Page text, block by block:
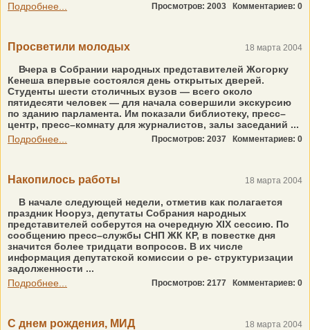
Подробнее...
Просмотров: 2003 Комментариев: 0
Просветили молодых 18 марта 2004
Вчера в Собрании народных представителей Жогорку
Кенеша впервые состоялся день открытых дверей.
Студенты шести столичных вузов — всего около
пятидесяти человек — для начала совершили экскурсию
по зданию парламента. Им показали библиотеку, пресс–
центр, пресс–комнату для журналистов, залы заседаний ...
Подробнее...
Просмотров: 2037 Комментариев: 0
Накопилось работы 18 марта 2004
В начале следующей недели, отметив как полагается
праздник Нооруз, депутаты Собрания народных
представителей соберутся на очередную XIX сессию. По
сообщению пресс–службы СНП ЖК КР, в повестке дня
значится более тридцати вопросов. В их числе
информация депутатской комиссии о ре- структуризации
задолженности ...
Подробнее...
Просмотров: 2177 Комментариев: 0
С днем рождения, МИД 18 марта 2004